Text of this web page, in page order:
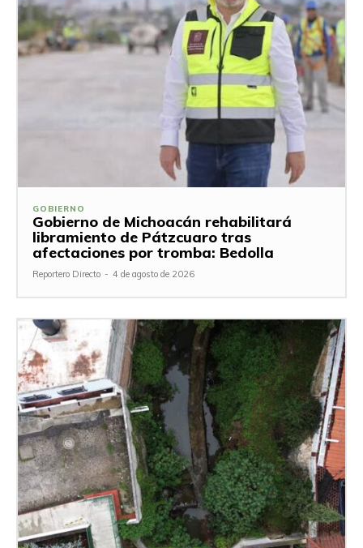
GOBIERNO
Gobierno de Michoacán rehabilitará
libramiento de Pátzcuaro tras
afectaciones por tromba: Bedolla
Reportero Directo - 4 de agosto de 2026